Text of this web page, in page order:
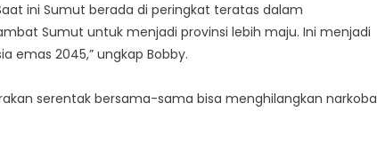
ini Sumut berada di peringkat teratas dalam
Sumut untuk menjadi provinsi lebih maju. Ini menjadi
emas 2045,” ungkap Bobby.
serentak bersama-sama bisa menghilangkan narkoba